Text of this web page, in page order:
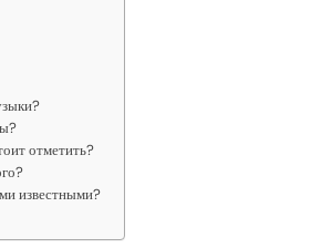
отметить?
известными?